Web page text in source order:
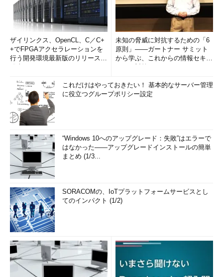
ザイリンクス、OpenCL、C／C+
+でFPGAアクセラレーションを
行う開発環境最新版のリリースを
未知の脅威に対抗するための「6
原則」――ガートナー サミット
から学ぶ、これからの情報セキュ
これだけはやっておきたい！ 基本的なサーバー管理
に役立つグループポリシー設定
“Windows 10へのアップグレード：失敗”はエラーで
はなかった――アップグレードインストールの簡単
まとめ (1/3...
SORACOMの、IoTプラットフォームサービスとし
てのインパクト (1/2)